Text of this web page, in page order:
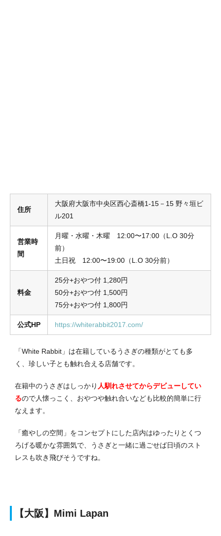
住所
大阪府大阪市中央区西心斎橋1-15－15 野々垣ビ
ル201
営業時
間
月曜・水曜・木曜 12:00〜17:00（L.O 30分
前）
土日祝 12:00〜19:00（L.O 30分前）
料金
25分+おやつ付 1,280円
50分+おやつ付 1,500円
75分+おやつ付 1,800円
公式HP https://whiterabbit2017.com/
「White Rabbit」は在籍しているうさぎの種類がとても多
く、珍しい子とも触れ合える店舗です。
在籍中のうさぎはしっかり 人馴れさせてからデビューしてい
るので人懐っこく、おやつや触れ合いなども比較的簡単に行
なえます。
「癒やしの空間」をコンセプトにした店内はゆったりとくつ
ろげる暖かな雰囲気で、うさぎと一緒に過ごせば日頃のスト
レスも吹き飛びそうですね。
【大阪】Mimi Lapan